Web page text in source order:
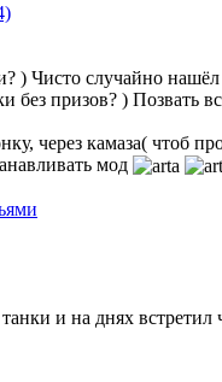
) Чисто случайно нашёл
без призов? ) Позвать
через камаза( чтоб
мод
и на днях встретил